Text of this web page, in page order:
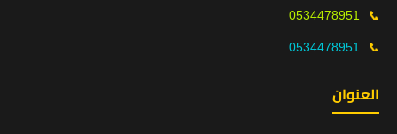
📞
0534478951
📞
0534478951
العنوان